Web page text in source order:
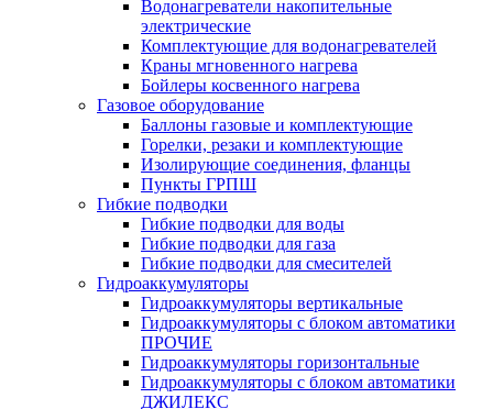
Водонагреватели накопительные
электрические
Комплектующие для водонагревателей
Краны мгновенного нагрева
Бойлеры косвенного нагрева
Газовое оборудование
Баллоны газовые и комплектующие
Горелки, резаки и комплектующие
Изолирующие соединения, фланцы
Пункты ГРПШ
Гибкие подводки
Гибкие подводки для воды
Гибкие подводки для газа
Гибкие подводки для смесителей
Гидроаккумуляторы
Гидроаккумуляторы вертикальные
Гидроаккумуляторы с блоком автоматики
ПРОЧИЕ
Гидроаккумуляторы горизонтальные
Гидроаккумуляторы с блоком автоматики
ДЖИЛЕКС